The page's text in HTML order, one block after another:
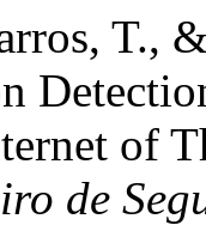
T.,
of
de